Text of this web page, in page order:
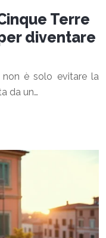
Terre
diventare
è solo evitare la
da un…